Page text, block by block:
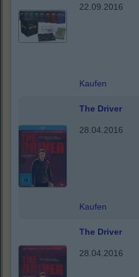
22.09.2016
Kaufen
The Driver
28.04.2016
Kaufen
The Driver
28.04.2016